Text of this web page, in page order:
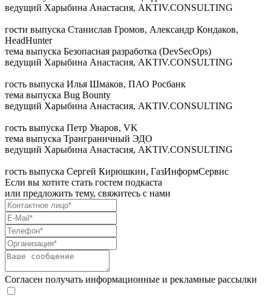
ведущий Харыбина Анастасия, AKTIV.CONSULTING
гости выпуска Станислав Громов, Александр Кондаков,
HeadHunter
тема выпуска Безопасная разработка (DevSecOps)
ведущий Харыбина Анастасия, AKTIV.CONSULTING
гость выпуска Илья Шмаков, ПАО Росбанк
тема выпуска Bug Bounty
ведущий Харыбина Анастасия, AKTIV.CONSULTING
гость выпуска Петр Уваров, VK
тема выпуска Транграничный ЭДО
ведущий Харыбина Анастасия, AKTIV.CONSULTING
гость выпуска Сергей Кирюшкин, ГазИнформСервис
Если вы хотите стать гостем подкаста
или предложить тему, свяжитесь с нами
Согласен получать информационные и рекламные рассылки